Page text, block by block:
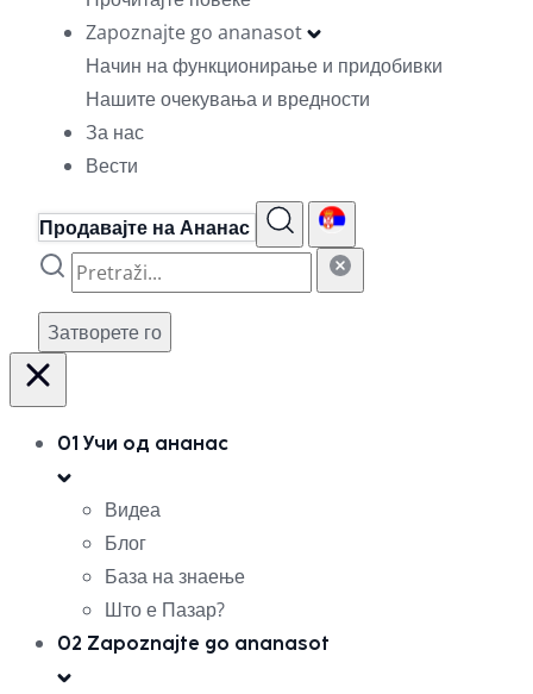
Zapoznajte go ananasot
Начин на функционирање и придобивки
Нашите очекувања и вредности
За нас
Вести
Продавајте на Ананас
Затворете го
01 Учи од ананас
Видеа
Блог
База на знаење
Што е Пазар?
02 Zapoznajte go ananasot